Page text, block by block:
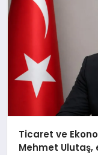
Ticaret ve
Mehmet Ulutaş,